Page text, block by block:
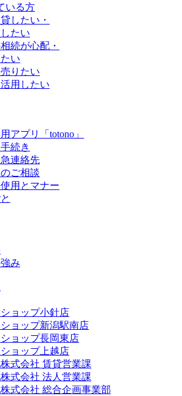
いる方
したい・
たい
続が心配・
い
りたい
用したい
アプリ「totono」
続き
連絡先
ご相談
用とマナー
み
ョップ小針店
ョップ新潟駅南店
ョップ長岡東店
ョップ上越店
式会社 賃貸営業課
式会社 法人営業課
式会社 総合企画事業部